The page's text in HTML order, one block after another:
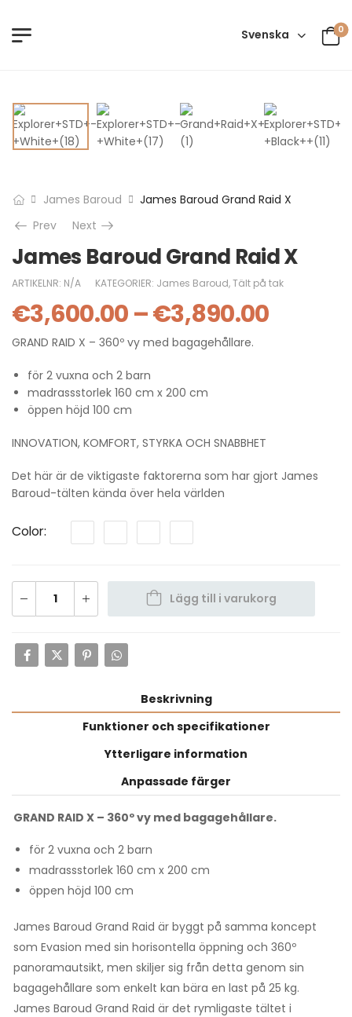
Svenska 0
James Baroud
James Baroud Grand Raid X
Prev
Next
James Baroud Grand Raid X
ARTIKELNR: N/A KATEGORIER: James Baroud,Tält på tak
€3,600.00–€3,890.00
GRAND RAID X – 360º vy med bagagehållare.
för 2 vuxna och 2 barn
madrassstorlek 160 cm x 200 cm
öppen höjd 100 cm
INNOVATION, KOMFORT, STYRKA OCH SNABBHET
Det här är de viktigaste faktorerna som har gjort James
Baroud-tälten kända över hela världen
Color
Lägg till i varukorg
Beskrivning
Funktioner och specifikationer
Ytterligare information
Anpassade färger
GRAND RAID X – 360º vy med bagagehållare.
för 2 vuxna och 2 barn
madrassstorlek 160 cm x 200 cm
öppen höjd 100 cm
James Baroud Grand Raid är byggt på samma koncept
som Evasion med sin horisontella öppning och 360º
panoramautsikt, men skiljer sig från detta genom sin
bagagehållare som enkelt kan bära en last på 25 kg.
James Baroud Grand Raid är det rymligaste tältet i